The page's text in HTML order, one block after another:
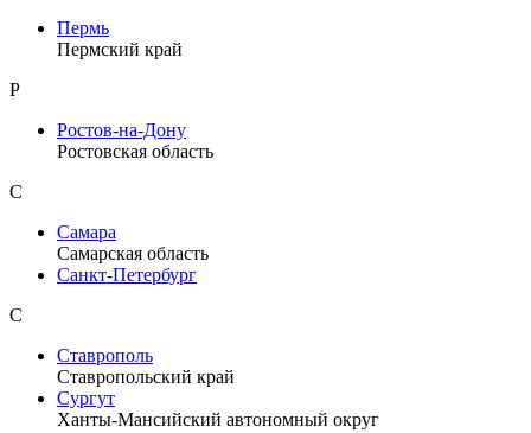
Пермь
Пермский край
Р
Ростов-на-Дону
Ростовская область
С
Самара
Самарская область
Санкт-Петербург
С
Ставрополь
Ставропольский край
Сургут
Ханты-Мансийский автономный округ